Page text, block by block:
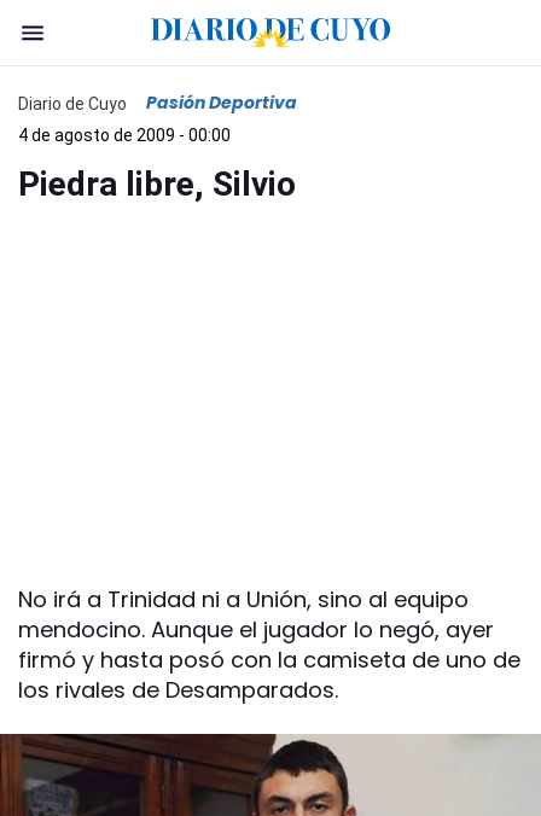
Diario de Cuyo Pasión Deportiva
4 de agosto de 2009 - 00:00
Piedra libre, Silvio
No irá a Trinidad ni a Unión, sino al equipo
mendocino. Aunque el jugador lo negó, ayer
firmó y hasta posó con la camiseta de uno de
los rivales de Desamparados.